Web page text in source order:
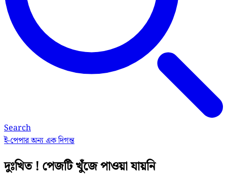
Search
ই-পেপারঅন্য এক দিগন্ত
দুঃখিত ! পেজটি খুঁজে পাওয়া যায়নি